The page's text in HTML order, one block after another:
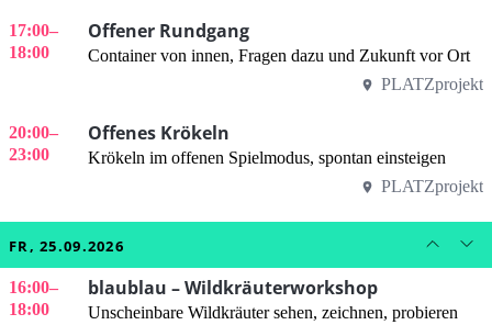
17:00–
18:00
Offener Rundgang
Container von innen, Fragen dazu und Zukunft vor Ort
PLATZprojekt
20:00–
23:00
Offenes Krökeln
Krökeln im offenen Spielmodus, spontan einsteigen
PLATZprojekt
FR, 25.09.2026
16:00–
18:00
blaublau – Wildkräuterworkshop
Unscheinbare Wildkräuter sehen, zeichnen, probieren